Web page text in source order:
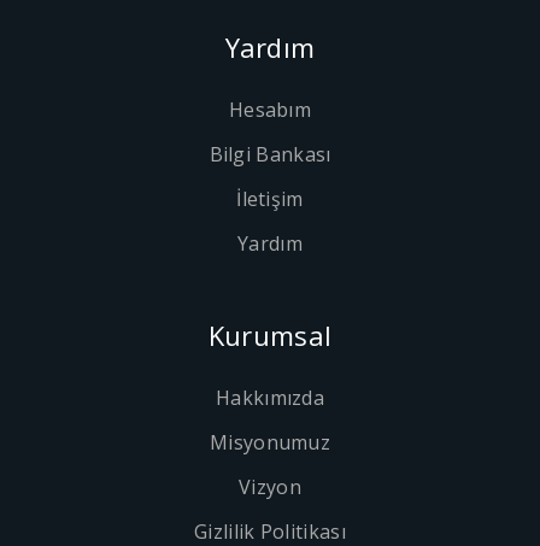
Yardım
Hesabım
Bilgi Bankası
İletişim
Yardım
Kurumsal
Hakkımızda
Misyonumuz
Vizyon
Gizlilik Politikası